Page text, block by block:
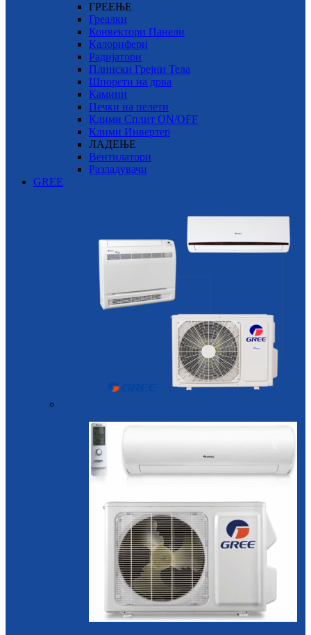
ГРЕЕЊЕ
Греалки
Конвектори Панели
Калорифери
Радијатори
Плински Грејни Тела
Шпорети на дрва
Камини
Печки на пелети
Клими Сплит ON/OFF
Клими Инвертер
ЛАДЕЊЕ
Вентилатори
Разладувачи
GREE